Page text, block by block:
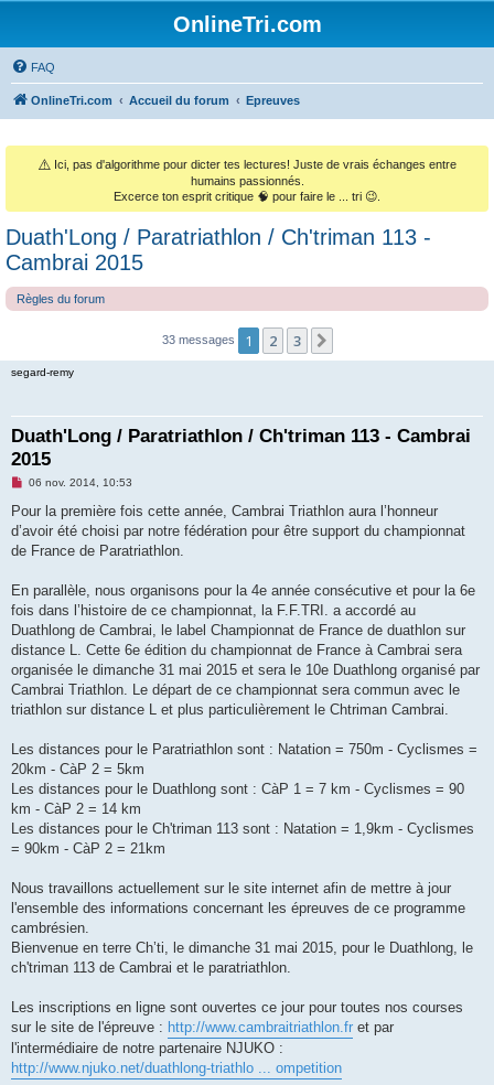
OnlineTri.com
FAQ
OnlineTri.com Accueil du forum Epreuves
⚠️ Ici, pas d'algorithme pour dicter tes lectures! Juste de vrais échanges entre
humains passionnés.
Excerce ton esprit critique 🧠 pour faire le ... tri 😉.
Duath'Long / Paratriathlon / Ch'triman 113 -
Cambrai 2015
Règles du forum
33 messages 1 2 3
segard-remy
Duath'Long / Paratriathlon / Ch'triman 113 - Cambrai
2015
M
s
a
g
o
l
u
06 nov. 2014, 10:53
Pour la première fois cette année, Cambrai Triathlon aura l’honneur
d’avoir été choisi par notre fédération pour être support du championnat
de France de Paratriathlon.
En parallèle, nous organisons pour la 4e année consécutive et pour la 6e
fois dans l’histoire de ce championnat, la F.F.TRI. a accordé au
Duathlong de Cambrai, le label Championnat de France de duathlon sur
distance L. Cette 6e édition du championnat de France à Cambrai sera
organisée le dimanche 31 mai 2015 et sera le 10e Duathlong organisé par
Cambrai Triathlon. Le départ de ce championnat sera commun avec le
triathlon sur distance L et plus particulièrement le Chtriman Cambrai.
Les distances pour le Paratriathlon sont : Natation = 750m - Cyclismes =
20km - CàP 2 = 5km
Les distances pour le Duathlong sont : CàP 1 = 7 km - Cyclismes = 90
km - CàP 2 = 14 km
Les distances pour le Ch'triman 113 sont : Natation = 1,9km - Cyclismes
= 90km - CàP 2 = 21km
Nous travaillons actuellement sur le site internet afin de mettre à jour
l'ensemble des informations concernant les épreuves de ce programme
cambrésien.
Bienvenue en terre Ch’ti, le dimanche 31 mai 2015, pour le Duathlong, le
ch'triman 113 de Cambrai et le paratriathlon.
Les inscriptions en ligne sont ouvertes ce jour pour toutes nos courses
sur le site de l'épreuve : http://www.cambraitriathlon.fr et par
l'intermédiaire de notre partenaire NJUKO :
http://www.njuko.net/duathlong-triathlo ... ompetition